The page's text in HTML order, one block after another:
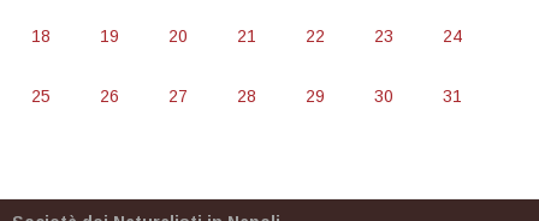
18 19 20 21 22 23 24
25 26 27 28 29 30 31